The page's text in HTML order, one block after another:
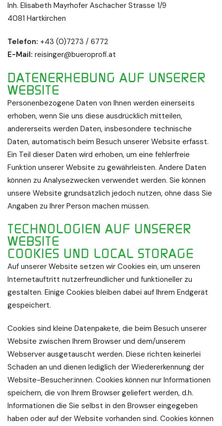
Inh. Elisabeth Mayrhofer Aschacher Strasse 1/9
4081 Hartkirchen
Telefon: +43 (0)7273 / 6772
E-Mail: reisinger@bueroprofi.at
DATENERHEBUNG AUF UNSERER
WEBSITE
Personenbezogene Daten von Ihnen werden einerseits
erhoben, wenn Sie uns diese ausdrücklich mitteilen,
andererseits werden Daten, insbesondere technische
Daten, automatisch beim Besuch unserer Website erfasst.
Ein Teil dieser Daten wird erhoben, um eine fehlerfreie
Funktion unserer Website zu gewährleisten. Andere Daten
können zu Analysezwecken verwendet werden. Sie können
unsere Website grundsätzlich jedoch nutzen, ohne dass Sie
Angaben zu Ihrer Person machen müssen.
TECHNOLOGIEN AUF UNSERER
WEBSITE
COOKIES UND LOCAL STORAGE
Auf unserer Website setzen wir Cookies ein, um unseren
Internetauftritt nutzerfreundlicher und funktioneller zu
gestalten. Einige Cookies bleiben dabei auf Ihrem Endgerät
gespeichert.
Cookies sind kleine Datenpakete, die beim Besuch unserer
Website zwischen Ihrem Browser und dem/unserem
Webserver ausgetauscht werden. Diese richten keinerlei
Schaden an und dienen lediglich der Wiedererkennung der
Website-Besucher:innen. Cookies können nur Informationen
speichern, die von Ihrem Browser geliefert werden, d.h.
Informationen die Sie selbst in den Browser eingegeben
haben oder auf der Website vorhanden sind. Cookies können